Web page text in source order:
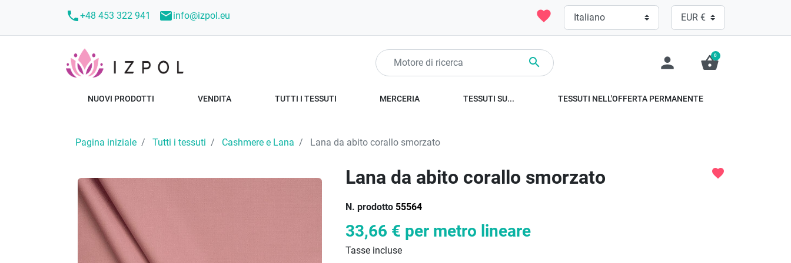
call+48 453 322 941 mailinfo@izpol.eu favorite
 person shopping_basket
0
NUOVI PRODOTTI VENDITA TUTTI I TESSUTI MERCERIA TESSUTI SU... TESSUTI NELL'OFFERTA PERMANENTE
Pagina iniziale Tutti i tessuti Cashmere e Lana Lana da abito corallo smorzato
Lana da abito corallo smorzato
N. prodotto 55564
favorite
33,66 € per metro lineare
Tasse incluse